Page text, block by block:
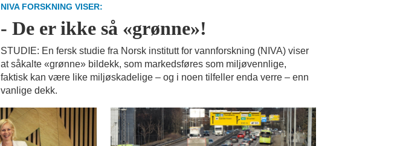
NIVA FORSKNING VISER:
- De er ikke så «grønne»!
STUDIE: En fersk studie fra Norsk institutt for vannforskning (NIVA) viser
at såkalte «grønne» bildekk, som markedsføres som miljøvennlige,
faktisk kan være like miljøskadelige – og i noen tilfeller enda verre – enn
vanlige dekk.